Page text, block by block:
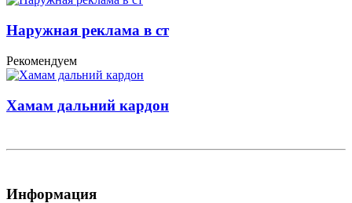
Наружная реклама в ст
Рекомендуем
Хамам дальний кардон
Информация